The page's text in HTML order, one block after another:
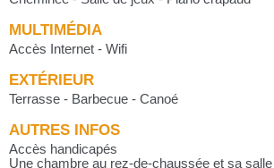
MULTIMÉDIA
Accès Internet - Wifi
EXTÉRIEUR
Terrasse - Barbecue - Canoé
AUTRES INFOS
Accès handicapés
Une chambre au rez-de-chaussée et sa